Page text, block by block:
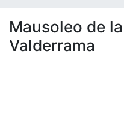
Mausoleo de
Valderrama